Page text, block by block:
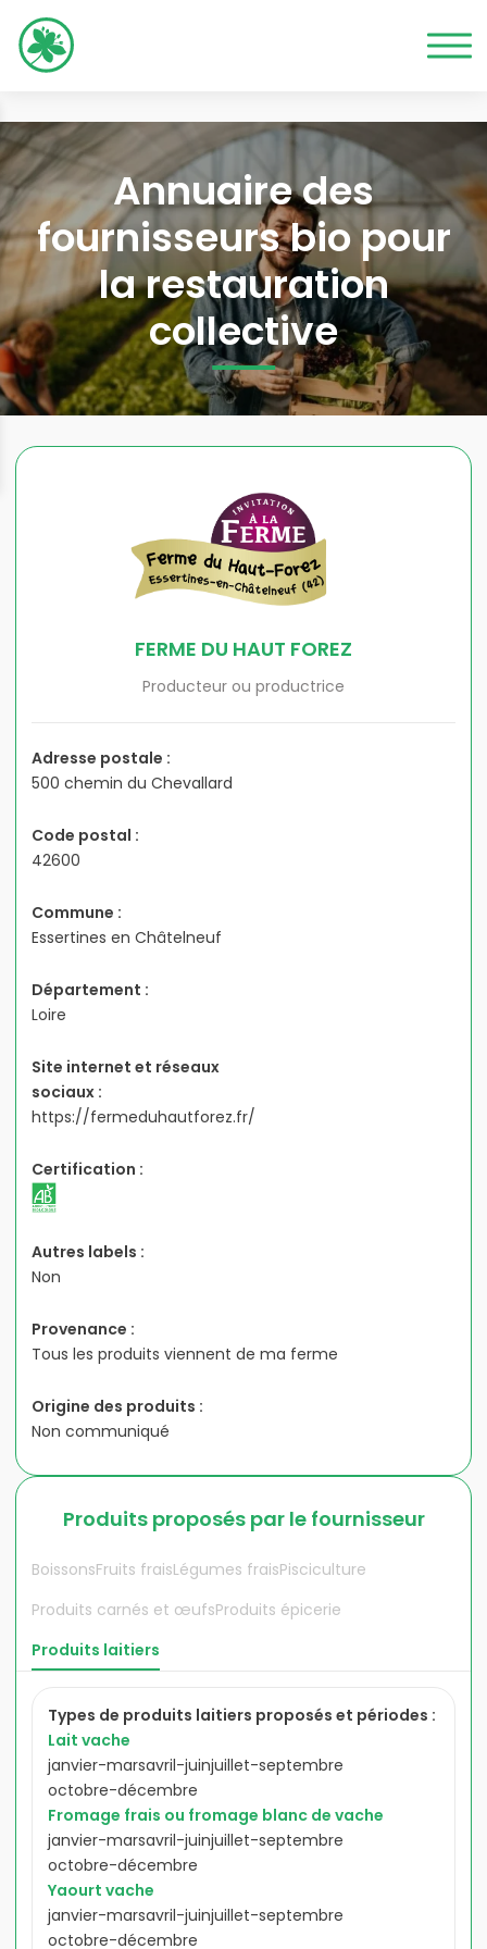
Annuaire des
fournisseurs bio pour
la restauration
collective
FERME DU HAUT FOREZ
Producteur ou productrice
Adresse postale :
500 chemin du Chevallard
Code postal :
42600
Commune :
Essertines en Châtelneuf
Département :
Loire
Site internet et réseaux
sociaux :
https://fermeduhautforez.fr/
Certification :
Autres labels :
Non
Provenance :
Tous les produits viennent de ma ferme
Origine des produits :
Non communiqué
Produits proposés par le fournisseur
BoissonsFruits fraisLégumes fraisPisciculture
Produits carnés et œufsProduits épicerie
Produits laitiers
Types de produits laitiers proposés et périodes :
Lait vache
janvier-marsavril-juinjuillet-septembre
octobre-décembre
Fromage frais ou fromage blanc de vache
janvier-marsavril-juinjuillet-septembre
octobre-décembre
Yaourt vache
janvier-marsavril-juinjuillet-septembre
octobre-décembre